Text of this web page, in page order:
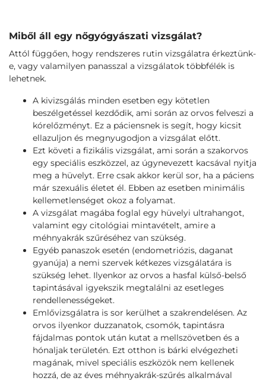
Miből áll egy nőgyógyászati vizsgálat?
Attól függően, hogy rendszeres rutin vizsgálatra érkeztünk-
e, vagy valamilyen panasszal a vizsgálatok többfélék is
lehetnek.
A kivizsgálás minden esetben egy kötetlen
beszélgetéssel kezdődik, ami során az orvos felveszi a
kórelőzményt. Ez a páciensnek is segít, hogy kicsit
ellazuljon és megnyugodjon a vizsgálat előtt.
Ezt követi a fizikális vizsgálat, ami során a szakorvos
egy speciális eszközzel, az úgynevezett kacsával nyitja
meg a hüvelyt. Erre csak akkor kerül sor, ha a páciens
már szexuális életet él. Ebben az esetben minimális
kellemetlenséget okoz a folyamat.
A vizsgálat magába foglal egy hüvelyi ultrahangot,
valamint egy citológiai mintavételt, amire a
méhnyakrák szűréséhez van szükség.
Egyéb panaszok esetén (endometriózis, daganat
gyanúja) a nemi szervek kétkezes vizsgálatára is
szükség lehet. Ilyenkor az orvos a hasfal külső-belső
tapintásával igyekszik megtalálni az esetleges
rendellenességeket.
Emlővizsgálatra is sor kerülhet a szakrendelésen. Az
orvos ilyenkor duzzanatok, csomók, tapintásra
fájdalmas pontok után kutat a mellszövetben és a
hónaljak területén. Ezt otthon is bárki elvégezheti
magának, mivel speciális eszközök nem kellenek
hozzá, de az éves méhnyakrák-szűrés alkalmával